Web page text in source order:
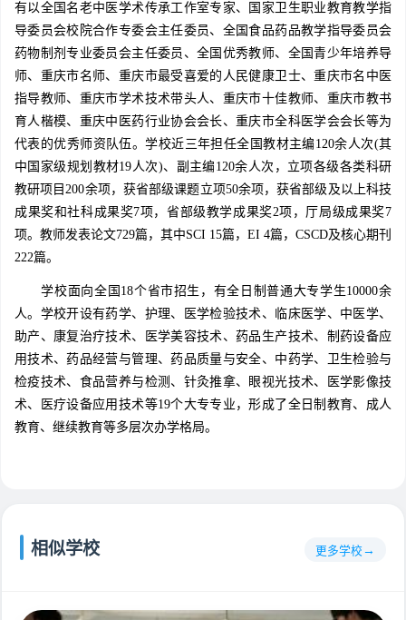
有以全国名老中医学术传承工作室专家、国家卫生职业教育教学指
导委员会校院合作专委会主任委员、全国食品药品教学指导委员会
药物制剂专业委员会主任委员、全国优秀教师、全国青少年培养导
师、重庆市名师、重庆市最受喜爱的人民健康卫士、重庆市名中医
指导教师、重庆市学术技术带头人、重庆市十佳教师、重庆市教书
育人楷模、重庆中医药行业协会会长、重庆市全科医学会会长等为
代表的优秀师资队伍。学校近三年担任全国教材主编120余人次(其
中国家级规划教材19人次)、副主编120余人次，立项各级各类科研
教研项目200余项，获省部级课题立项50余项，获省部级及以上科技
成果奖和社科成果奖7项，省部级教学成果奖2项，厅局级成果奖7
项。教师发表论文729篇，其中SCI 15篇，EI 4篇，CSCD及核心期刊
222篇。
学校面向全国18个省市招生，有全日制普通大专学生10000余
人。学校开设有药学、护理、医学检验技术、临床医学、中医学、
助产、康复治疗技术、医学美容技术、药品生产技术、制药设备应
用技术、药品经营与管理、药品质量与安全、中药学、卫生检验与
检疫技术、食品营养与检测、针灸推拿、眼视光技术、医学影像技
术、医疗设备应用技术等19个大专专业，形成了全日制教育、成人
教育、继续教育等多层次办学格局。
相似学校 更多学校